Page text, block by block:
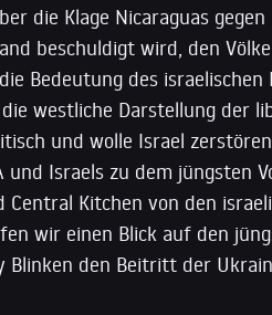
die Klage Nicaraguas
beschuldigt wird, den
Bedeutung des
westliche Darstellung der
und wolle Israel
Israels zu dem jüngsten
Kitchen von den
wir einen Blick auf den
den Beitritt der